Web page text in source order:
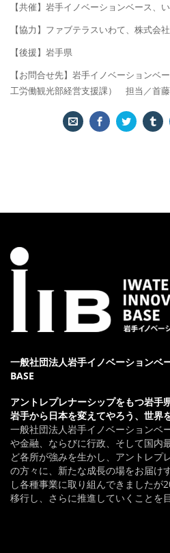
【共催】岩手イノベーションベース、
【協力】ファブテラスいわて、株式会
【後援】岩手県
【お問合せ先】岩手イノベーションベ
工労働観光部経営支援課） 担当／首
一般社団法人岩手イノベーション
BASE
アントレプレナーシップをもつ岩手
岩手から日本を変えてやろう、世界
一般社団法人岩手イノベーションベ
や金融、ならびに行政、そして国内
ど各所が強みを生かし、アントレプ
の方々に、新たな成長の場をお届け
し各種事業に取り組んできましたが
移行し、さらに推進していくことを